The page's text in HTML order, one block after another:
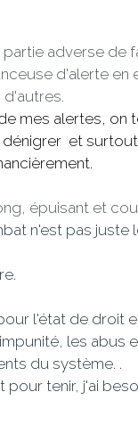
adverse de
d'alerte en
d'autres.
mes alertes, on
et surtout
épuisant et
n'est pas juste
l'état de droit
les abus
du système. .
pour tenir, j'ai